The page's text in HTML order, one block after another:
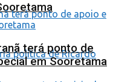
terá ponto de
em Sooretama